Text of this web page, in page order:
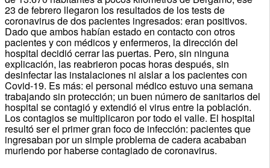
23 de febrero llegaron los resultados de los tests de
coronavirus de dos pacientes ingresados: eran positivos.
Dado que ambos habían estado en contacto con otros
pacientes y con médicos y enfermeros, la dirección del
hospital decidió cerrar las puertas. Pero, sin ninguna
explicación, las reabrieron pocas horas después, sin
desinfectar las instalaciones ni aislar a los pacientes con
Covid-19. Es más: el personal médico estuvo una semana
trabajando sin protección; un buen número de sanitarios del
hospital se contagió y extendió el virus entre la población.
Los contagios se multiplicaron por todo el valle. El hospital
resultó ser el primer gran foco de infección: pacientes que
ingresaban por un simple problema de cadera acababan
muriendo por haberse contagiado de coronavirus.